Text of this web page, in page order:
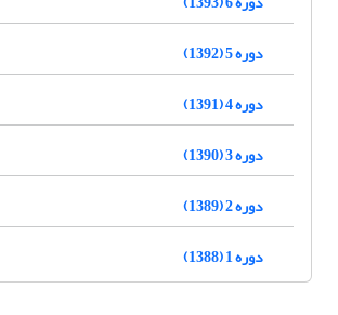
دوره 5 (1392)
دوره 4 (1391)
دوره 3 (1390)
دوره 2 (1389)
دوره 1 (1388)